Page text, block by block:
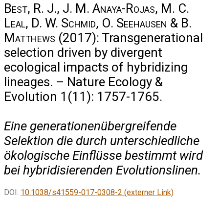
Best, R. J., J. M. Anaya-Rojas, M. C.
Leal, D. W. Schmid, O. Seehausen & B.
Matthews (2017): Transgenerational
selection driven by divergent
ecological impacts of hybridizing
lineages. – Nature Ecology &
Evolution 1(11): 1757-1765.
Eine generationenübergreifende
Selektion die durch unterschiedliche
ökologische Einflüsse bestimmt wird
bei hybridisierenden Evolutionslinen.
DOI: 10.1038/s41559-017-0308-2 (externer Link)